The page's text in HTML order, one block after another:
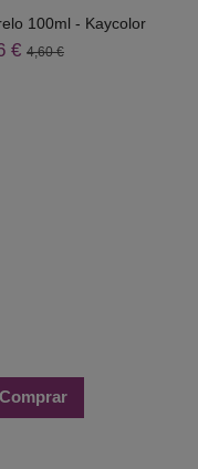
100ml - Kaycolor
€4,60 €
Comprar